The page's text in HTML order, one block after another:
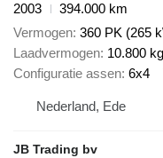
2003
394.000 km
Vermogen 360 PK (265
Laadvermogen 10.800 kg
Configuratie assen 6x4
Nederland, Ede
JB Trading bv